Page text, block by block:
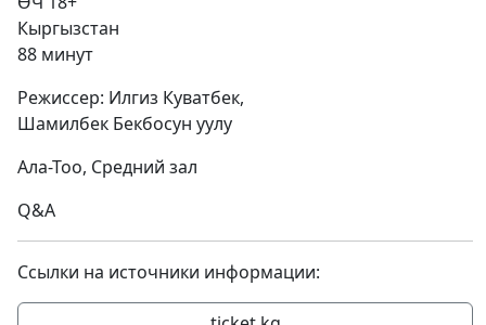
Кыргызстан
88 минут
Режиссер: Илгиз Куватбек,
Шамилбек Бекбосун уулу
Ала-Тоо, Средний зал
Q&A
Ссылки на источники информации: